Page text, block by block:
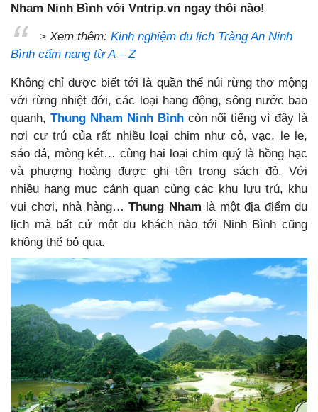
Nham Ninh Bình với Vntrip.vn ngay thôi nào!
> Xem thêm: Kinh nghiệm du lịch Tràng An Ninh
Bình cẩm nang từ A – Z
Không chỉ được biết tới là quần thể núi rừng thơ mộng
với rừng nhiệt đới, các loại hang động, sông nước bao
quanh, Thung Nham Ninh Bìnhcòn nổi tiếng vì đây là
nơi cư trú của rất nhiều loại chim như cò, vạc, le le,
sáo đá, mòng két… cùng hai loại chim quý là hồng hạc
và phượng hoàng được ghi tên trong sách đỏ. Với
nhiều hạng mục cảnh quan cùng các khu lưu trú, khu
vui chơi, nhà hàng… Thung Nham là một địa điểm du
lịch mà bất cứ một du khách nào tới Ninh Bình cũng
không thể bỏ qua.